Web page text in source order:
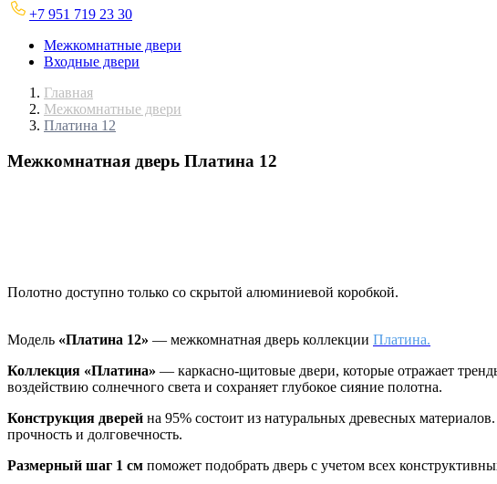
+7 951 719 23 30
Межкомнатные двери
Входные двери
Главная
Межкомнатные двери
Платина 12
Межкомнатная дверь Платина 12
Полотно доступно только со скрытой алюминиевой коробкой.
Модель «Платина 12» — межкомнатная дверь коллекции Платина.
Коллекция «Платина» — каркасно-щитовые двери, которые отражает
воздействию солнечного света и сохраняет глубокое сияние полотна.
Конструкция дверей на 95% состоит из натуральных древесных
прочность и долговечность.
Размерный шаг 1 см поможет подобрать дверь с учетом всех